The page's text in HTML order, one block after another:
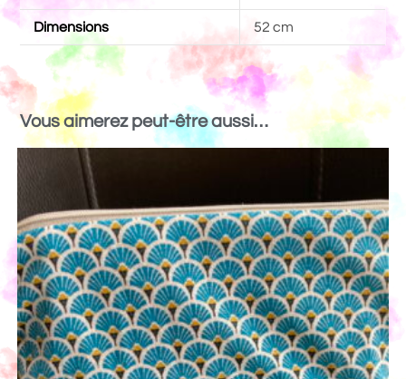
Dimensions 52 cm
Vous aimerez peut-être aussi…